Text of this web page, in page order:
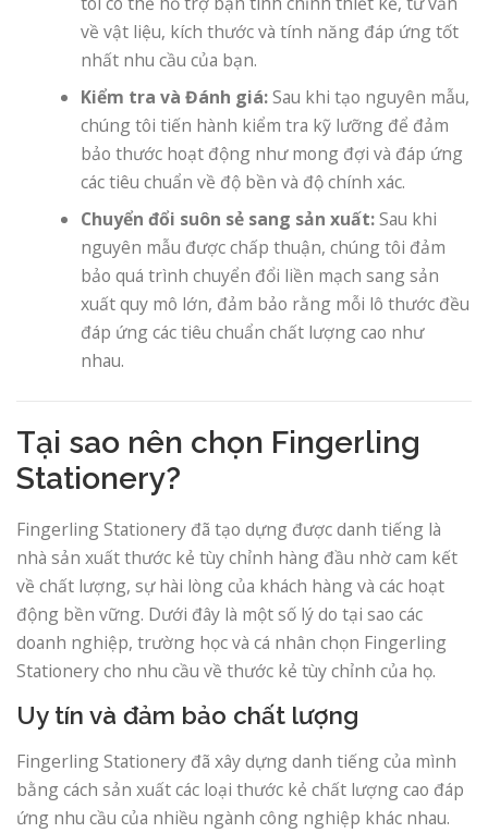
về vật liệu, kích thước và tính năng đáp ứng tốt
nhất nhu cầu của bạn.
Kiểm tra và Đánh giá:Sau khi tạo nguyên mẫu,
chúng tôi tiến hành kiểm tra kỹ lưỡng để đảm
bảo thước hoạt động như mong đợi và đáp ứng
các tiêu chuẩn về độ bền và độ chính xác.
Chuyển đổi suôn sẻ sang sản xuất:Sau khi
nguyên mẫu được chấp thuận, chúng tôi đảm
bảo quá trình chuyển đổi liền mạch sang sản
xuất quy mô lớn, đảm bảo rằng mỗi lô thước đều
đáp ứng các tiêu chuẩn chất lượng cao như
nhau.
Tại sao nên chọn Fingerling
Stationery?
Fingerling Stationery đã tạo dựng được danh tiếng là
nhà sản xuất thước kẻ tùy chỉnh hàng đầu nhờ cam kết
về chất lượng, sự hài lòng của khách hàng và các hoạt
động bền vững. Dưới đây là một số lý do tại sao các
doanh nghiệp, trường học và cá nhân chọn Fingerling
Stationery cho nhu cầu về thước kẻ tùy chỉnh của họ.
Uy tín và đảm bảo chất lượng
Fingerling Stationery đã xây dựng danh tiếng của mình
bằng cách sản xuất các loại thước kẻ chất lượng cao đáp
ứng nhu cầu của nhiều ngành công nghiệp khác nhau.